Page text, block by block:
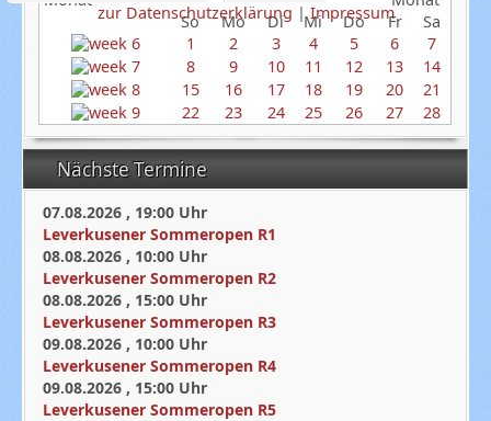
So
Mo Di Mi Do Fr
Sa
1
2 3 4 5 6
7
8
9 10 11 12 13
14
15
16 17 18 19 20
21
22
23 24 25 26 27 28
Nächste Termine
07.08.2026 , 19:00 Uhr
Leverkusener Sommeropen R1
08.08.2026 , 10:00 Uhr
Leverkusener Sommeropen R2
08.08.2026 , 15:00 Uhr
Leverkusener Sommeropen R3
09.08.2026 , 10:00 Uhr
Leverkusener Sommeropen R4
09.08.2026 , 15:00 Uhr
Leverkusener Sommeropen R5
zur Datenschutzerklärung |Impressum